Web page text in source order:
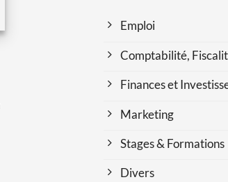
Emploi
Comptabilité,
Finances et
Marketing
Stages & Formations
Divers